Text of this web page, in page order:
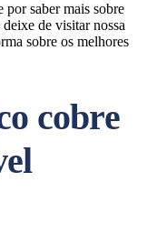
por saber mais sobre
deixe de visitar nossa
sobre os melhores
cobre